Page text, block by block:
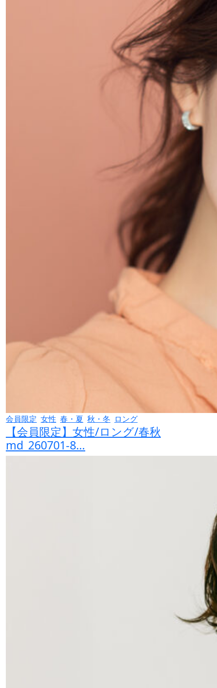
会員限定 女性 春・夏 秋・冬 ロング
【会員限定】女性/ロング/春秋
md_260701-8…